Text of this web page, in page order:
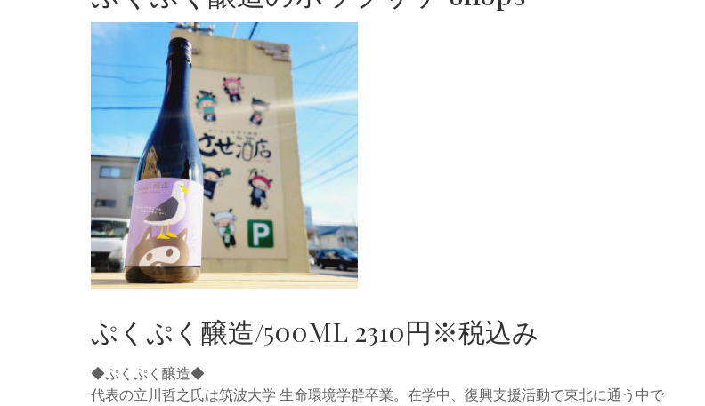
ぷくぷく醸造/500ML 2310円※税込み
◆ぷくぷく醸造◆
代表の立川哲之氏は筑波大学 生命環境学群卒業。在学中、復興支援活動で東北に通う中で